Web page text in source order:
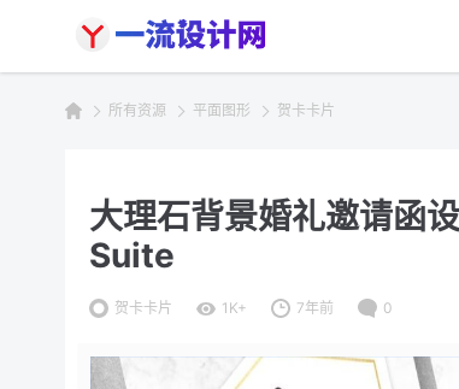
所有资源 平面图形 贺卡卡片
大理石背景婚礼邀请
Suite
贺卡卡片 1K+ 7年前 0